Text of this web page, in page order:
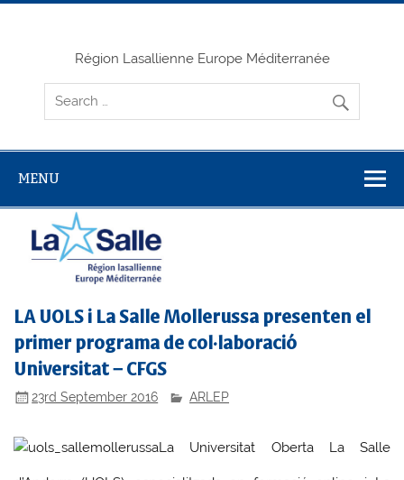
Skip
Région Lasallienne Europe Méditerranée
MENU
LA UOLS i La Salle Mollerussa presenten el
primer programa de col·laboració
Universitat – CFGS
23rd September 2016 ARLEP
La Universitat Oberta La Salle